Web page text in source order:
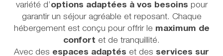
variété d’options adaptées à vos besoins pour
garantir un séjour agréable et reposant. Chaque
hébergement est conçu pour offrir le maximum de
confort et de tranquillité.
Avec des espaces adaptés et des services sur